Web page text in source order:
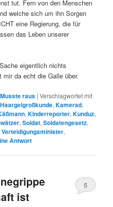
tut. Fern von den Menschen
welche sich um ihn Sorgen
eine Regierung, die für
das Leben unserer
eigentlich nichts
da echt die Galle über.
Musste raus |Verschlagwortet mit
Haargelgroßkunde,Kamerad,
,Kinderreporter,Kunduz,
,Soldat,Soldatengesetz,
Verteidigungsminister,
Antwort
ist
5